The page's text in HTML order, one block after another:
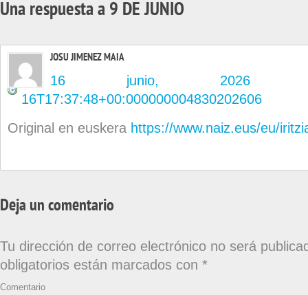
Una respuesta a 9 DE JUNIO
JOSU JIMENEZ MAIA
16 junio, 2026
16T17:37:48+00:000000004830202606
Original en euskera https://www.naiz.eus/eu/
Deja un comentario
Tu dirección de correo electrónico no será
obligatorios están marcados con *
Comentario